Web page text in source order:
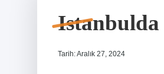
Tarih: Aralık 27, 2024